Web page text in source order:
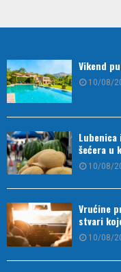
Vikend
10/08/
šećera u
10/08/
Vrućine
stvari
10/08/